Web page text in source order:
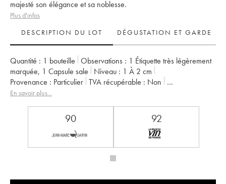
majesté son élégance et sa noblesse.
Plus d'infos
DESCRIPTION DU LOT
DÉGUSTATION ET GARDE
Quantité : 1 bouteille Observations : 1 Étiquette très légèrement
marquée, 1 Capsule sale Niveau : 1 À 2 cm
Provenance : particulier TVA récupérable :
non
Région :
Bordeaux
Domaines Clarence Dillon
En savoir plus...
90 92